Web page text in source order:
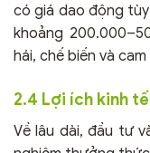
có giá dao động
khoảng
hái, chế biến và
2.4 Lợi ích kinh
Về lâu dài, đầu tư